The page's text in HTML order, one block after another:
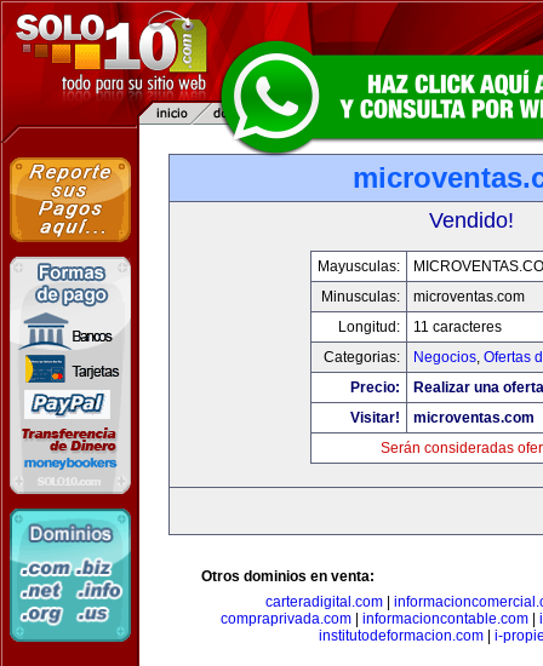
Vendido!
Mayusculas:
Minusculas:
microventas.com
Longitud:
11 caracteres
Categorias:
Negocios, Ofertas
Precio:
Realizar una
Visitar!
microventas.com
Serán consideradas
Otros dominios en venta:
carteradigital.com
compraprivada.com
informacioncontable.com
institutodeformacion.com| i-